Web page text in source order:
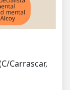
Carrascar,